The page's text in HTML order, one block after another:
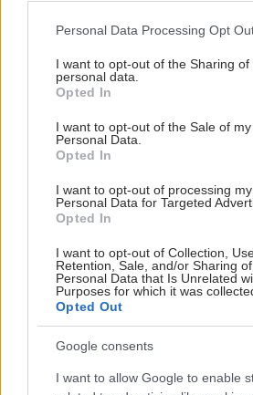
Please note that this website/app uses
not limited to your visit or usage
grant or deny consent to Google and
use your data for below specified
consent section.
Personal Data Processing Opt
I want to opt-out of the Sharing of
personal data.
Opted In
I want to opt-out of the Sale of my
Personal Data.
Opted In
I want to opt-out of processing my
Personal Data for Targeted
Opted In
I want to opt-out of Collection,
Retention, Sale, and/or Sharing
Personal Data that Is Unrelated
Purposes for which it was
Opted Out
Google consents
I want to allow Google to enable